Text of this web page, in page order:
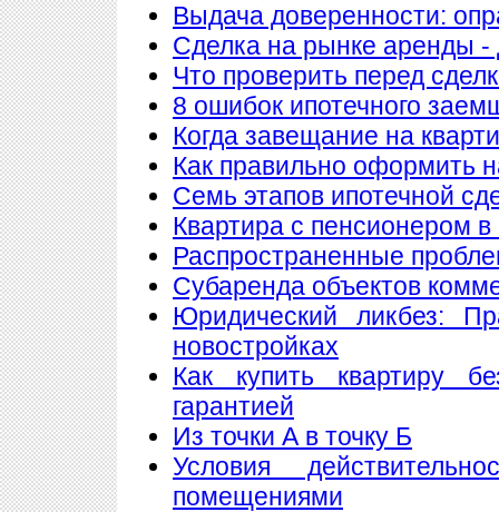
Выдача доверенности:
Сделка на рынке аренды -
Что проверить перед
8 ошибок ипотечного
Когда завещание на
Как правильно оформить
Семь этапов ипотечной
Квартира с пенсионером в
Распространенные
Субаренда объектов
Юридический ликбез:
новостройках
Как купить квартиру
гарантией
Из точки А в точку Б
Условия
помещениями